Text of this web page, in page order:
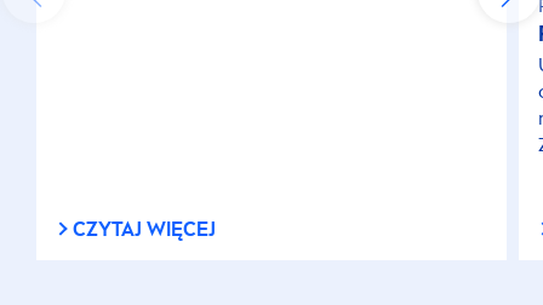
CZYTAJ WIĘCEJ